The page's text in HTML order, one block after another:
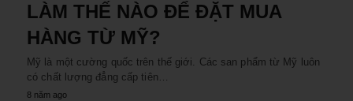
LÀM THẾ NÀO ĐỂ ĐẶT MUA
HÀNG TỪ MỸ?
Mỹ là một cường quốc trên thế giới. Các san phẩm từ Mỹ luôn
có chất lượng đẳng cấp tiên…
8 năm ago